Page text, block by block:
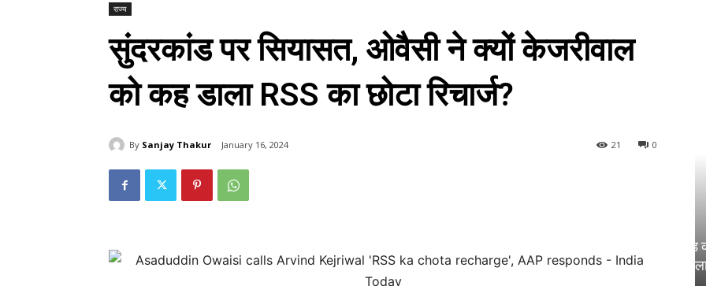
राज्य
सुंदरकांड पर सियासत, ओवैसी ने क्यों केजरीवाल
को कह डाला RSS का छोटा रिचार्ज?
By Sanjay Thakur January 16, 2024 0
21
रहे; SC ने खूब सुनाया और दिया बड़ा फैसला